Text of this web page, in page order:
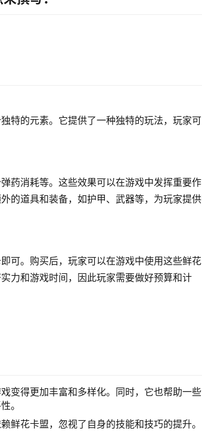
特的元素。它提供了一种独特的玩法，玩家可
药消耗等。这些效果可以在游戏中发挥重要作
的道具和装备，如护甲、武器等，为玩家提供
可。购买后，玩家可以在游戏中使用这些鲜花
力和游戏时间，因此玩家需要做好预算和计
变得更加丰富和多样化。同时，它也帮助一些
。
鲜花卡盟，忽视了自身的技能和技巧的提升。